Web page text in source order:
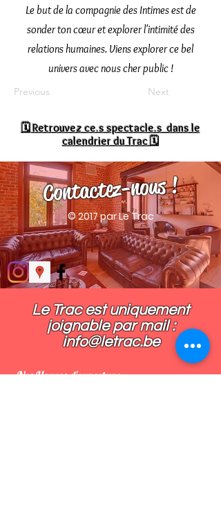
Le but de la compagnie des Intimes est de
sonder ton cœur et explorer l'intimité des
relations humaines. Viens explorer ce bel
univers avec nous cher public !
Previous Next
🗓Retrouvez ce.s spectacle.s dans le
calendrier du Trac 🗓
Contactez-nous !
© 2017 par Le Trac
Le Trac est uniquement
joignable par mail :​
info@letrac.be
Nos Heures d'ouverture